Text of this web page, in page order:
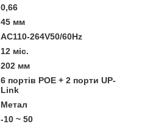
0,66
45 мм
AC110-264V50/60Hz
12 міс.
202 мм
6 портів POE + 2 порти UP-
Link
Метал
-10 ~ 50